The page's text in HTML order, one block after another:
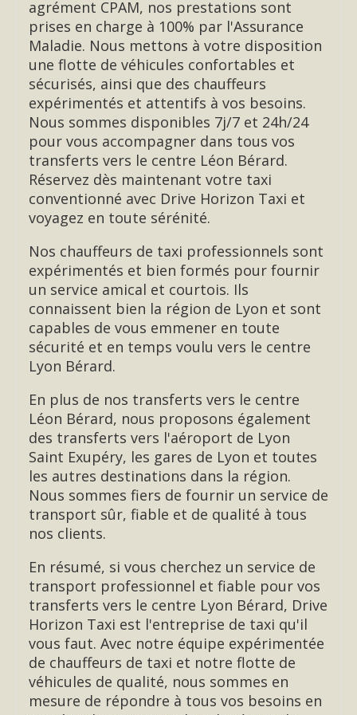
agrément CPAM, nos prestations sont
prises en charge à 100% par l'Assurance
Maladie. Nous mettons à votre disposition
une flotte de véhicules confortables et
sécurisés, ainsi que des chauffeurs
expérimentés et attentifs à vos besoins.
Nous sommes disponibles 7j/7 et 24h/24
pour vous accompagner dans tous vos
transferts vers le centre Léon Bérard.
Réservez dès maintenant votre taxi
conventionné avec Drive Horizon Taxi et
voyagez en toute sérénité.
Nos chauffeurs de taxi professionnels sont
expérimentés et bien formés pour fournir
un service amical et courtois. Ils
connaissent bien la région de Lyon et sont
capables de vous emmener en toute
sécurité et en temps voulu vers le centre
Lyon Bérard.
En plus de nos transferts vers le centre
Léon Bérard, nous proposons également
des transferts vers l'aéroport de Lyon
Saint Exupéry, les gares de Lyon et toutes
les autres destinations dans la région.
Nous sommes fiers de fournir un service de
transport sûr, fiable et de qualité à tous
nos clients.
En résumé, si vous cherchez un service de
transport professionnel et fiable pour vos
transferts vers le centre Lyon Bérard, Drive
Horizon Taxi est l'entreprise de taxi qu'il
vous faut. Avec notre équipe expérimentée
de chauffeurs de taxi et notre flotte de
véhicules de qualité, nous sommes en
mesure de répondre à tous vos besoins en